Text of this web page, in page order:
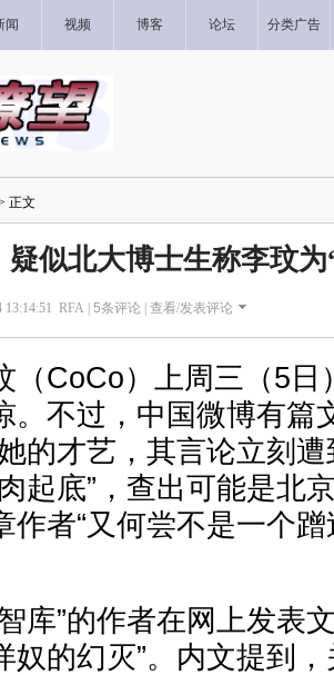
闻 视频 博客 论坛 分类广告
正文
疑似北大博士生称李玟为
RFA | 5条评论 | 查看/发表评论
（CoCo）上周三（5日
。不过，中国微博有篇
的才艺，其言论立刻
起底”，查出可能是北
作者“又何尝不是一个
库”的作者在网上发表
的幻灭”。内文提到，